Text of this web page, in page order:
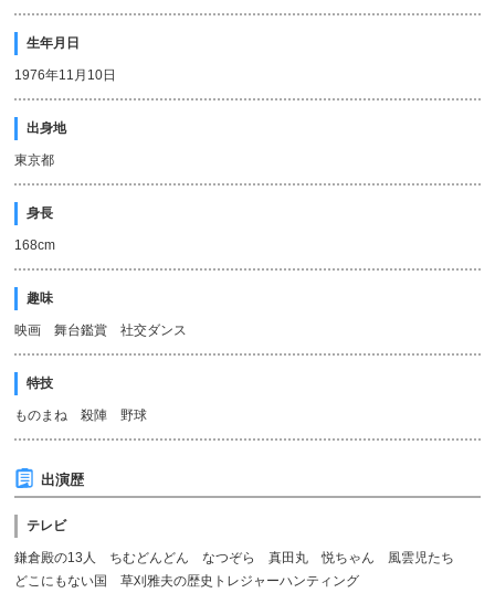
生年月日
1976年11月10日
出身地
東京都
身長
168cm
趣味
映画 舞台鑑賞 社交ダンス
特技
ものまね 殺陣 野球
出演歴
テレビ
鎌倉殿の13人 ちむどんどん なつぞら 真田丸 悦ちゃん 風雲児たち
どこにもない国 草刈雅夫の歴史トレジャーハンティング